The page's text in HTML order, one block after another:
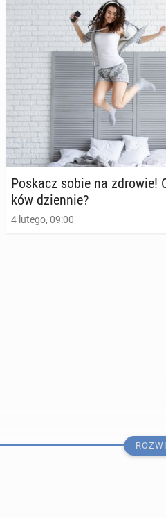
Jak długo i jak często
formie?
15 kwietnia 2024, 09:00
Poskacz sobie na zdrowie!
ków dzien­nie?
4 lutego, 09:00